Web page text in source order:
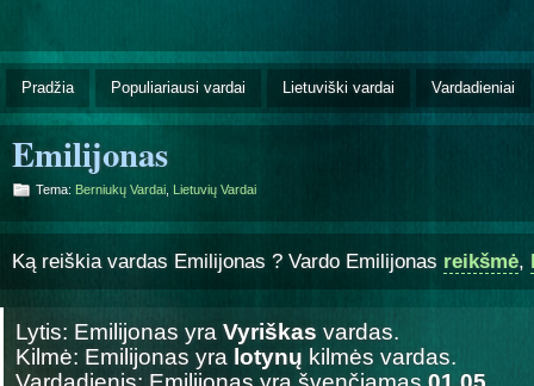
Pradžia Populiariausi vardai Lietuviški vardai Vardadieniai
Emilijonas
Tema: Berniukų Vardai Lietuvių Vardai
Ką reiškia vardas Emilijonas ? Vardo Emilijonas reikšmė,
Lytis: Emilijonas yra Vyriškas vardas.
Kilmė: Emilijonas yra lotynų kilmės vardas.